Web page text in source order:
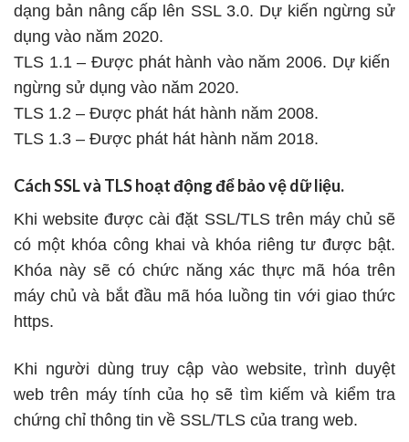
dạng bản nâng cấp lên SSL 3.0. Dự kiến ​​ngừng sử
dụng vào năm 2020.
TLS 1.1 – Được phát hành vào năm 2006. Dự kiến ​​
ngừng sử dụng vào năm 2020.
TLS 1.2 – Được phát hát hành năm 2008.
TLS 1.3 – Được phát hát hành năm 2018.
Cách SSL và TLS hoạt động để bảo vệ dữ liệu.
Khi website được cài đặt SSL/TLS trên máy chủ sẽ
có một khóa công khai và khóa riêng tư được bật.
Khóa này sẽ có chức năng xác thực mã hóa trên
máy chủ và bắt đầu mã hóa luồng tin với giao thức
https.
Khi người dùng truy cập vào website, trình duyệt
web trên máy tính của họ sẽ tìm kiếm và kiểm tra
chứng chỉ thông tin về SSL/TLS của trang web.